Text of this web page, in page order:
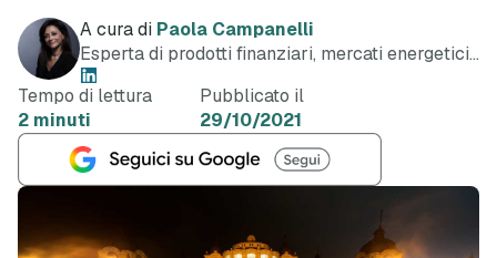
A cura di Paola Campanelli
Esperta di prodotti finanziari, mercati energetici
e telefonia
Tempo di lettura
2 minuti
Pubblicato il
29/10/2021